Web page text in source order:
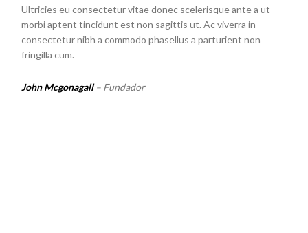
Ultricies eu consectetur vitae donec scelerisque ante a ut
morbi aptent tincidunt est non sagittis ut. Ac viverra in
consectetur nibh a commodo phasellus a parturient non
fringilla cum.
John Mcgonagall– Fundador